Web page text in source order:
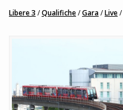
Libere 3 /Qualifiche/Gara/Live/